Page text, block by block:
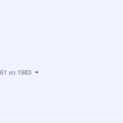
из 1983